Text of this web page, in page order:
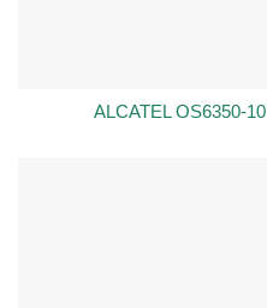
ALCATEL OS6350-10